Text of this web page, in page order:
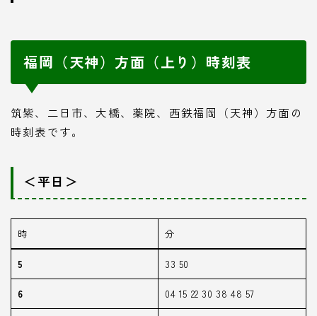
福岡（天神）方面（上り）時刻表
筑紫、二日市、大橋、薬院、西鉄福岡（天神）方面の
時刻表です。
＜平日＞
時 分
5 33 50
6 04 15 22 30 38 48 57